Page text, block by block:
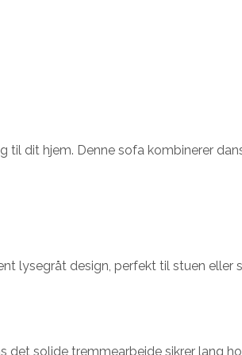
til dit hjem. Denne sofa kombinerer
lysegråt design, perfekt til stuen eller
solide tremmearbejde sikrer lang